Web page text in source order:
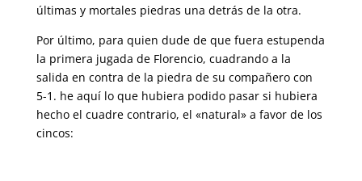
últimas y mortales piedras una detrás de la otra.
Por último, para quien dude de que fuera estupenda
la primera jugada de Florencio, cuadrando a la
salida en contra de la piedra de su compañero con
5-1. he aquí lo que hubiera podido pasar si hubiera
hecho el cuadre contrario, el «natural» a favor de los
cincos: